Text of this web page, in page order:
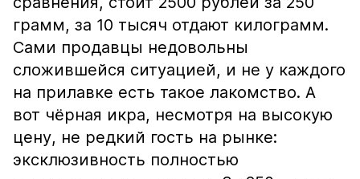
грамм, за 10 тысяч отдают килограмм.
Сами продавцы недовольны
сложившейся ситуацией, и не у каждого
на прилавке есть такое лакомство. А
вот чёрная икра, несмотря на высокую
цену, не редкий гость на рынке:
эксклюзивность полностью